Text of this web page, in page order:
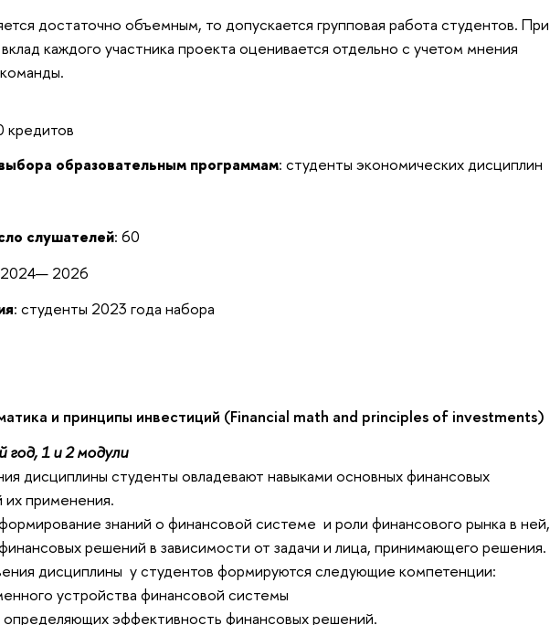
достаточно объемным, то допускается групповая работа студентов. При
каждого участника проекта оценивается отдельно с учетом мнения
кредитов
образовательным программам: студенты экономических дисциплин
слушателей: 60
2026
: студенты 2023 года набора
и принципы инвестиций (Financial math and principles of investments)
год, 1 и 2 модули
дисциплины студенты овладевают навыками основных финансовых
их применения.
знаний о финансовой системе и роли финансового рынка в ней,
решений в зависимости от задачи и лица, принимающего решения.
дисциплины у студентов формируются следующие компетенции:
устройства финансовой системы
определяющих эффективность финансовых решений.